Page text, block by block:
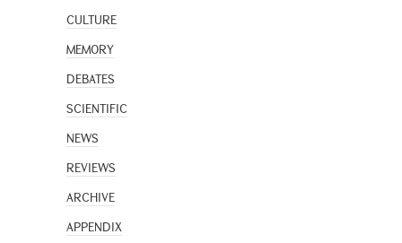
CULTURE
MEMORY
DEBATES
SCIENTIFIC
NEWS
REVIEWS
ARCHIVE
APPENDIX